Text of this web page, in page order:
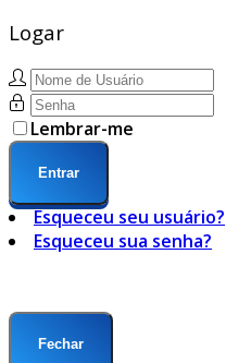
Logar
Lembrar-me
Entrar
Esqueceu seu usuário?
Esqueceu sua senha?
Fechar